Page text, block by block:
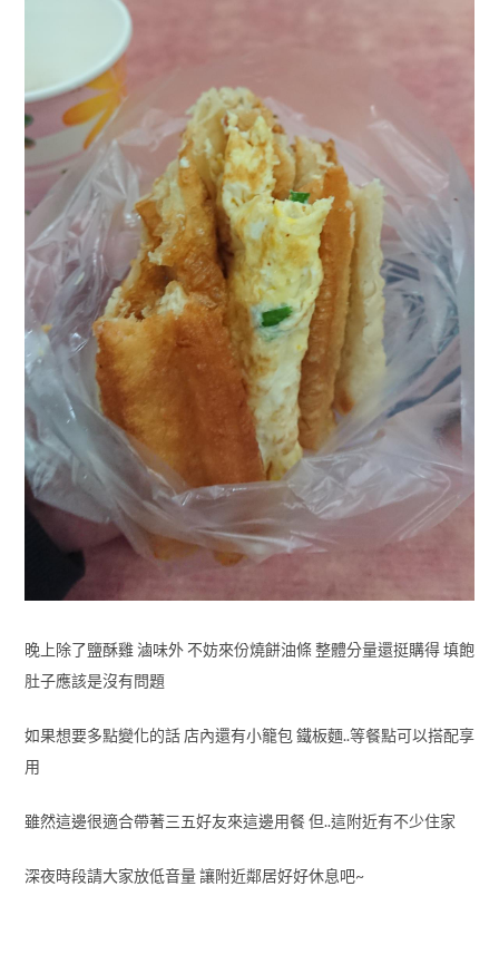
晚上除了鹽酥雞 滷味外 不妨來份燒餅油條 整體分量還挺購得 填飽
肚子應該是沒有問題
如果想要多點變化的話 店內還有小籠包 鐵板麵..等餐點可以搭配享
用
雖然這邊很適合帶著三五好友來這邊用餐 但..這附近有不少住家
深夜時段請大家放低音量 讓附近鄰居好好休息吧~